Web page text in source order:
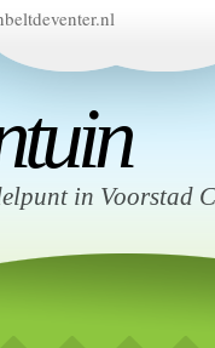
in Voorstad